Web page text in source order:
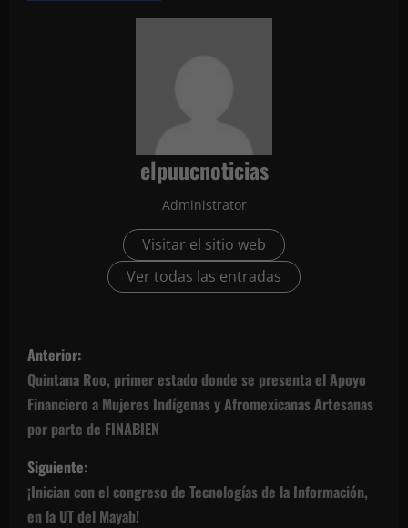
elpuucnoticias
Administrator
Visitar el sitio web
Ver todas las entradas
N
a
v
e
g
Anterior:
Quintana Roo, primer estado donde se presenta el Apoyo
Financiero a Mujeres Indígenas y Afromexicanas Artesanas
por parte de FINABIEN
Siguiente:
¡Inician con el congreso de Tecnologías de la Información,
en la UT del Mayab!